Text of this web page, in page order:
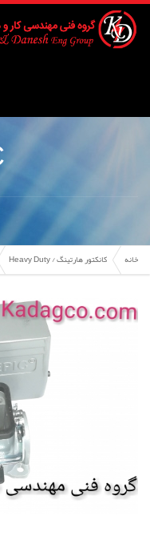
خانه کانکتور هارتینگ / Heavy Duty